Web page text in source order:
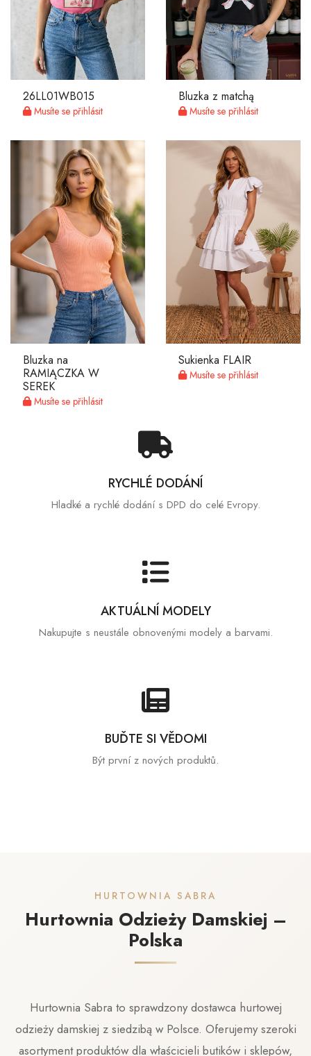
26LL01WB015
Musíte se přihlásit
Bluzka z matchą
Musíte se přihlásit
Bluzka na
RAMIĄCZKA W
SEREK
Musíte se přihlásit
Sukienka FLAIR
Musíte se přihlásit
RYCHLÉ DODÁNÍ
Hladké a rychlé dodání s DPD do celé Evropy.
AKTUÁLNÍ MODELY
Nakupujte s neustále obnovenými modely a barvami.
BUĎTE SI VĚDOMI
Být první z nových produktů.
HURTOWNIA SABRA
Hurtownia Odzieży Damskiej –
Polska
Hurtownia Sabra to sprawdzony dostawca hurtowej
odzieży damskiej z siedzibą w Polsce. Oferujemy szeroki
asortyment produktów dla właścicieli butików i sklepów,